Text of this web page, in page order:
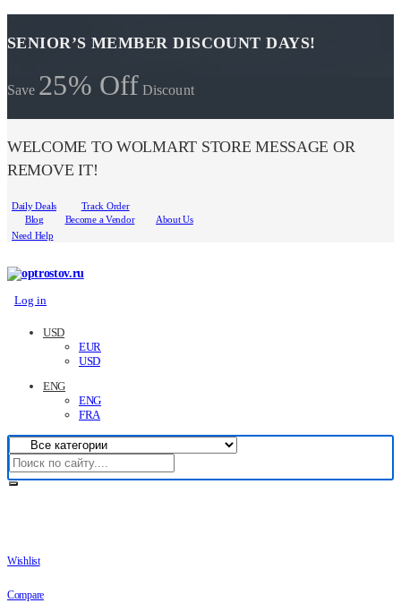
SENIOR’S MEMBER DISCOUNT DAYS!
Save 25% Off Discount
WELCOME TO WOLMART STORE MESSAGE OR
REMOVE IT!
Daily Deals
Track Order
Blog
Become a Vendor
About Us
Need Help
Log in
USD
EUR
USD
ENG
ENG
FRA
Wishlist
Compare